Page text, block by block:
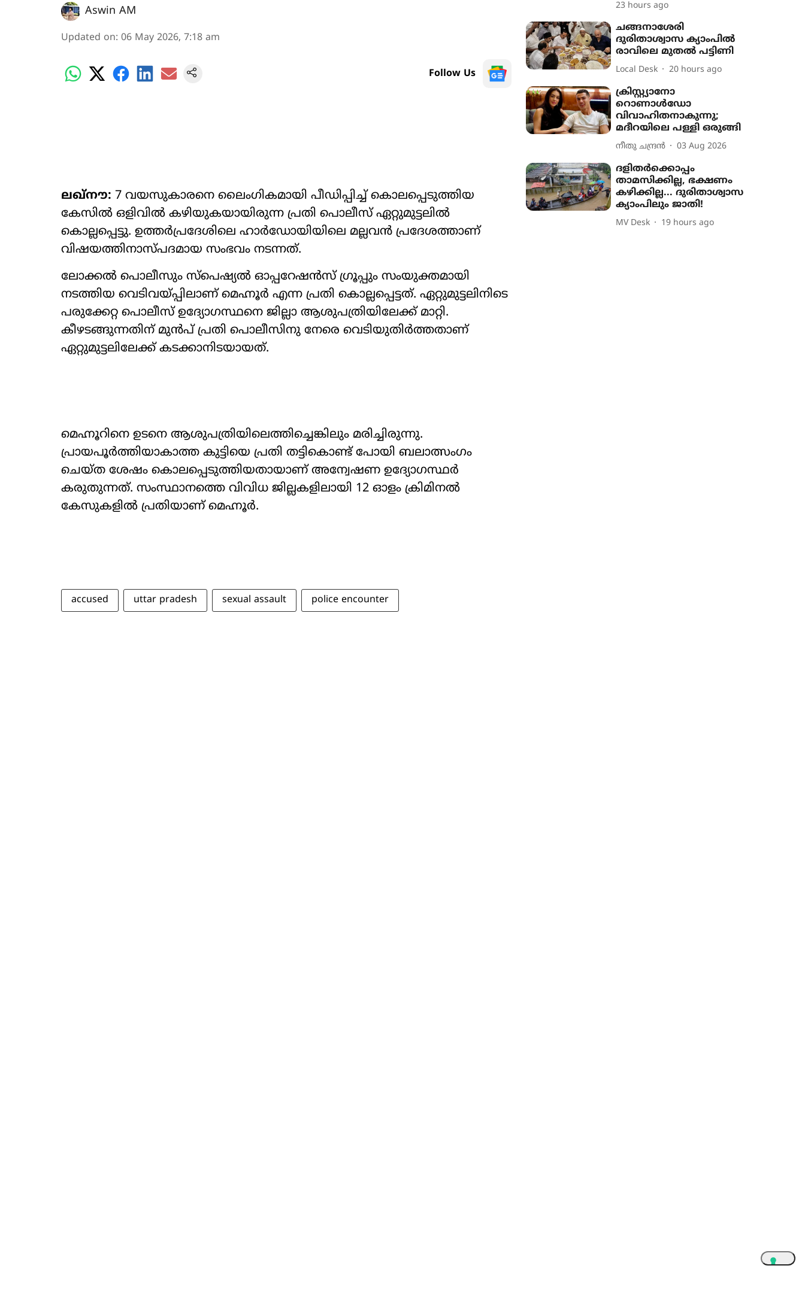
Aswin AM
Updated on: 06 May 2026, 7:18 am
Follow Us
ലഖ്നൗ: 7 വയസുകാരനെ ലൈംഗികമായി പീഡിപ്പിച്ച് കൊലപ്പെടുത്തിയ
കേസിൽ ഒളിവിൽ കഴിയുകയായിരുന്ന പ്രതി പൊലീസ് ഏറ്റുമുട്ടലിൽ
കൊല്ലപ്പെട്ടു. ഉത്തർപ്രദേശിലെ ഹാർഡോയിയിലെ മല്ലവൻ പ്രദേശത്താണ്
വിഷയത്തിനാസ്പദമായ സംഭവം നടന്നത്.
ലോക്കൽ പൊലീസും സ്പെഷ‍്യൽ ഓപ്പറേഷൻസ് ഗ്രൂപ്പും സംയുക്തമായി
നടത്തിയ വെടിവയ്പ്പിലാണ് മെഹ്നൂർ എന്ന പ്രതി കൊല്ലപ്പെട്ടത്. ഏറ്റുമുട്ടലിനിടെ
പരുക്കേറ്റ പൊലീസ് ഉദ‍്യോഗസ്ഥനെ ജില്ലാ ആശുപത്രിയിലേക്ക് മാറ്റി.
കീഴടങ്ങുന്നതിന് മുൻപ് പ്രതി പൊലീസിനു നേരെ വെടിയുതിർത്തതാണ്
ഏറ്റുമുട്ടലിലേക്ക് കടക്കാനിടയായത്.
മെഹ്നൂറിനെ ഉടനെ ആശുപത്രിയിലെത്തിച്ചെങ്കിലും മരിച്ചിരുന്നു.
പ്രായപൂർത്തിയാകാത്ത കുട്ടിയെ പ്രതി തട്ടികൊണ്ട് പോയി ബലാത്സംഗം
ചെയ്ത ശേഷം കൊലപ്പെടുത്തിയതായാണ് അന്വേഷണ ഉദ‍്യോഗസ്ഥർ
കരുതുന്നത്. സംസ്ഥാനത്തെ വിവിധ ജില്ലകളിലായി 12 ഓളം ക്രിമിനൽ
കേസുകളിൽ പ്രതിയാണ് മെഹ്നൂർ.
accused uttar pradesh sexual assault police encounter
23 hours ago
ചങ്ങനാശേരി
ദുരിതാശ്വാസ ക്യാംപിൽ
രാവിലെ മുതൽ പട്ടിണി
Local Desk 20 hours ago
ക്രിസ്റ്റ്യാനോ
റൊണാൾഡോ
വിവാഹിതനാകുന്നു;
മദീറയിലെ പള്ളി ഒരുങ്ങി
നീതു ചന്ദ്രൻ 03 Aug 2026
ദളിതർക്കൊപ്പം
താമസിക്കില്ല, ഭക്ഷണം
കഴിക്കില്ല... ദുരിതാശ്വാസ
ക്യാംപിലും ജാതി!
MV Desk 19 hours ago